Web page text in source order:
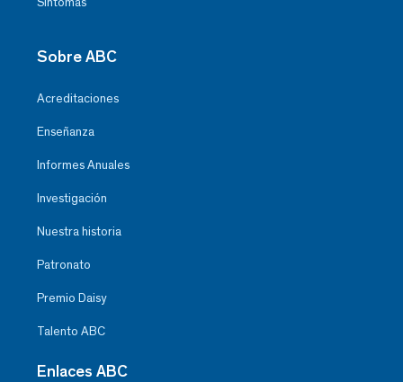
Sobre ABC
Acreditaciones
Enseñanza
Informes Anuales
Investigación
Nuestra historia
Patronato
Premio Daisy
Talento ABC
Enlaces ABC